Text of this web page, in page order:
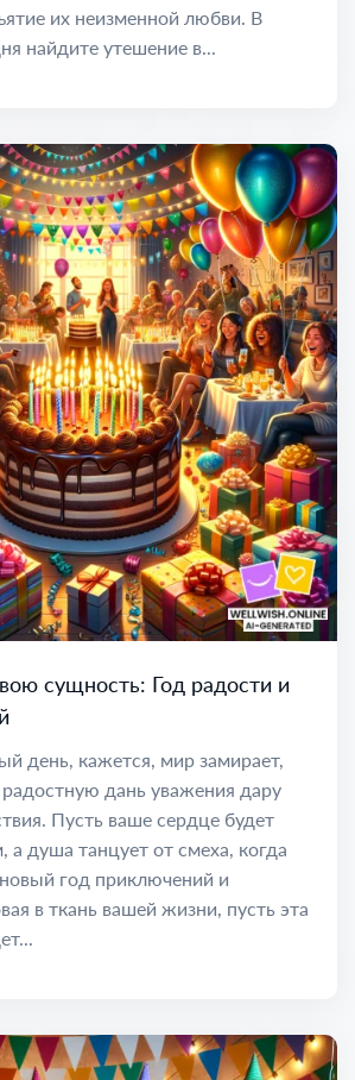
их неизменной любви. В
найдите утешение в...
сущность: Год радости и
день, кажется, мир замирает,
дань уважения дару
Пусть ваше сердце будет
а душа танцует от смеха, когда
год приключений и
в ткань вашей жизни, пусть эта